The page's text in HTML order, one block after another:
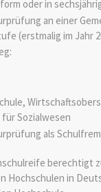
oder in
an einer
(erstmalig im Jahr
Sozialwesen
als
berechtigt
Hochschulen in